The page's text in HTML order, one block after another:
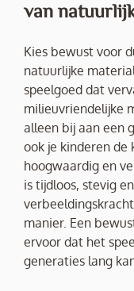
van
Kies bewust voor
natuurlijke
speelgoed dat
milieuvriendelijke
alleen bij aan een
ook je kinderen de
hoogwaardig en
is tijdloos, stevig
manier. Een
ervoor dat het
generaties lang